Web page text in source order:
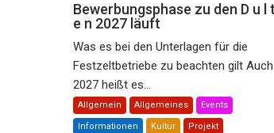
Bewerbungsphase zu den D u l t
e n 2027 läuft
Was es bei den Unterlagen für die
Festzeltbetriebe zu beachten gilt Auch
2027 heißt es...
Allgemein Allgemeines Events
Informationen Kultur Projekt